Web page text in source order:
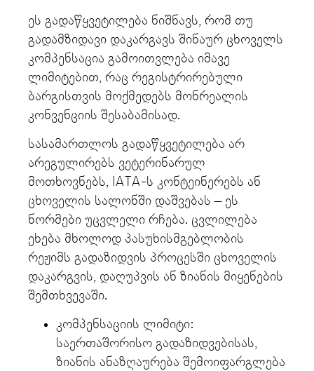
ეს გადაწყვეტილება ნიშნავს, რომ თუ
გადამზიდავი დაკარგავს შინაურ ცხოველს
კომპენსაცია გამოითვლება იმავე
ლიმიტებით, რაც რეგისტრირებული
ბარგისთვის მოქმედებს მონრეალის
კონვენციის შესაბამისად.
სასამართლოს გადაწყვეტილება არ
არეგულირებს ვეტერინარულ
მოთხოვნებს, IATA-ს კონტეინერებს ან
ცხოველის სალონში დაშვებას – ეს
ნორმები უცვლელი რჩება. ცვლილება
ეხება მხოლოდ პასუხისმგებლობის
რეჟიმს გადაზიდვის პროცესში ცხოველის
დაკარგვის, დაღუპვის ან ზიანის მიყენების
შემთხვევაში.
კომპენსაციის ლიმიტი:
საერთაშორისო გადაზიდვებისას,
ზიანის ანაზღაურება შემოიფარგლება